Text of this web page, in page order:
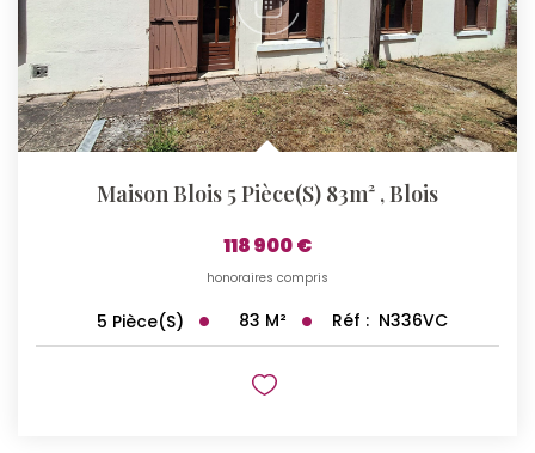
Maison Blois 5 Pièce(s) 83m² ,Blois
118 900 €
honoraires compris
5 Pièce(s) 83 M² Réf : N336VC